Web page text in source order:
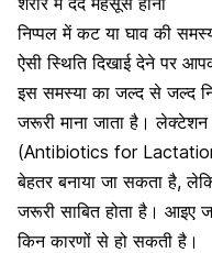
निप्पल में कट या घाव की
ऐसी स्थिति दिखाई देने पर
इस समस्या का जल्द से जल्द
जरूरी माना जाता है। लेक्टेशन
(Antibiotics for
बेहतर बनाया जा सकता है,
जरूरी साबित होता है। आइए
किन कारणों से हो सकती है।